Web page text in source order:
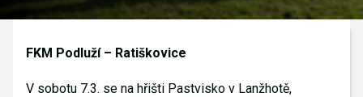
FKM Podluží – Ratiškovice
V sobotu 7.3. se na hřišti Pastvisko v Lanžhotě,